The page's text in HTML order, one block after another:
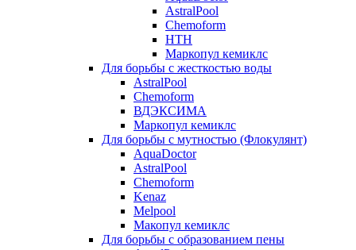
AstralPool
Chemoform
HTH
Маркопул кемиклс
Для борьбы с жесткостью воды
AstralPool
Chemoform
ВДЭКСИМА
Маркопул кемиклс
Для борьбы с мутностью (Флокулянт)
AquaDoctor
AstralPool
Chemoform
Kenaz
Melpool
Макопул кемиклс
Для борьбы с образованием пены